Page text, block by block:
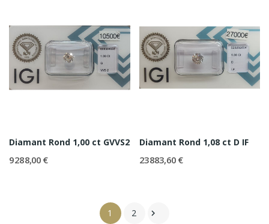
Diamant Rond 1,00 ct GVVS2
9 288,00 €
Diamant Rond 1,08 ct D IF
23 883,60 €
1 2 